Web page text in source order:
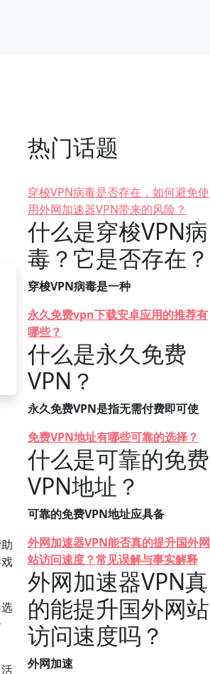
热门话题
穿梭VPN病毒是否存在，如何避免使
用外网加速器VPN带来的风险？
什么是穿梭VPN病
毒？它是否存在？
穿梭VPN病毒是一种
永久免费vpn下载安卓应用的推荐有
哪些？
什么是永久免费
VPN？
永久免费VPN是指无需付费即可使
免费VPN地址有哪些可靠的选择？
什么是可靠的免费
VPN地址？
可靠的免费VPN地址应具备
外网加速器VPN能否真的提升国外网
站访问速度？常见误解与事实解释
外网加速器VPN真
的能提升国外网站
访问速度吗？
外网加速